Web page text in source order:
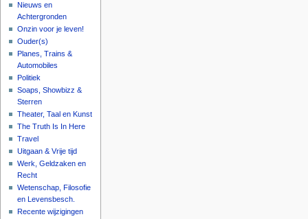
Nieuws en
Achtergronden
Onzin voor je leven!
Ouder(s)
Planes, Trains &
Automobiles
Politiek
Soaps, Showbizz &
Sterren
Theater, Taal en Kunst
The Truth Is In Here
Travel
Uitgaan & Vrije tijd
Werk, Geldzaken en
Recht
Wetenschap, Filosofie
en Levensbesch.
Recente wijzigingen